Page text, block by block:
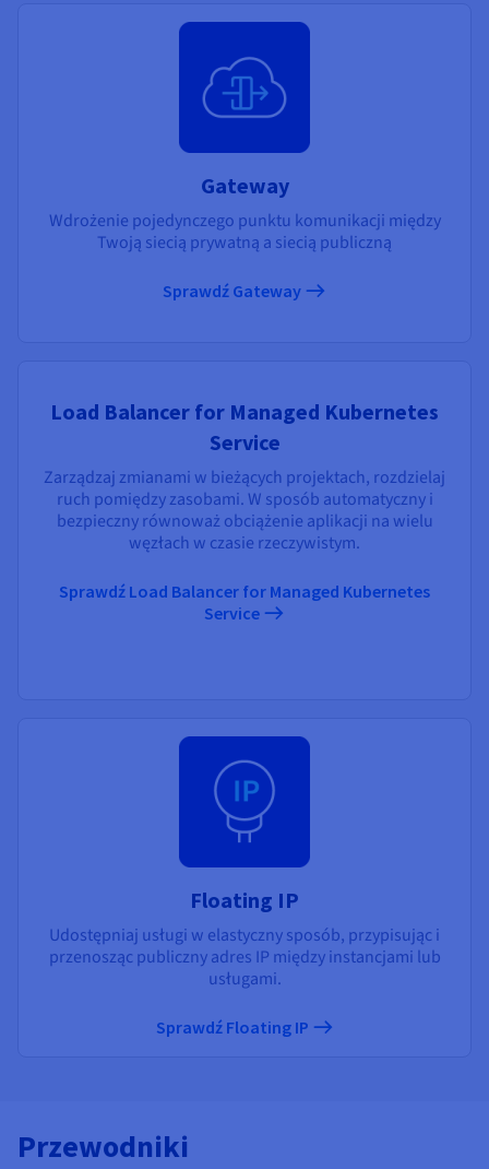
Gateway
Wdrożenie pojedynczego punktu komunikacji między
Twoją siecią prywatną a siecią publiczną
Sprawdź Gateway
Load Balancer for Managed Kubernetes
Service
Zarządzaj zmianami w bieżących projektach, rozdzielaj
ruch pomiędzy zasobami. W sposób automatyczny i
bezpieczny równoważ obciążenie aplikacji na wielu
węzłach w czasie rzeczywistym.
Sprawdź Load Balancer for Managed Kubernetes
Service
Floating IP
Udostępniaj usługi w elastyczny sposób, przypisując i
przenosząc publiczny adres IP między instancjami lub
usługami.
Sprawdź Floating IP
Przewodniki